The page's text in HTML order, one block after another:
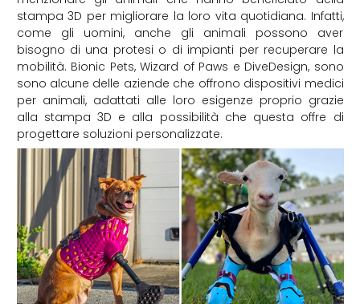
stampa 3D per migliorare la loro vita quotidiana. Infatti,
come gli uomini, anche gli animali possono aver
bisogno di una protesi o di impianti per recuperare la
mobilità. Bionic Pets, Wizard of Paws e DiveDesign, sono
sono alcune delle aziende che offrono dispositivi medici
per animali, adattati alle loro esigenze proprio grazie
alla stampa 3D e alla possibilità che questa offre di
progettare soluzioni personalizzate.